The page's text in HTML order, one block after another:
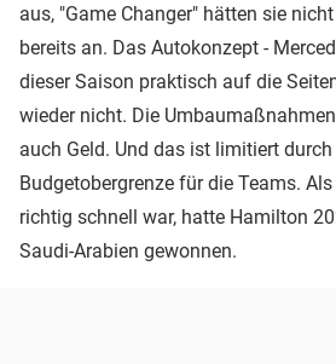
aus, "Game Changer" hätten sie
bereits an. Das Autokonzept -
dieser Saison praktisch auf die
wieder nicht. Die
auch Geld. Und das ist limitiert durch
Budgetobergrenze für die Teams.
richtig schnell war, hatte Hamilton
Saudi-Arabien gewonnen.